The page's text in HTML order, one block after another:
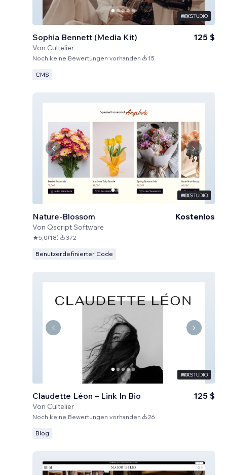
Sophia Bennett (Media Kit)
Von Cultelier
125 $
Noch keine Bewertungen vorhanden 15
CMS
Nature-Blossom
Von Qscript Software
Kostenlos
5,0(18) 372
Benutzerdefinierter Code
Claudette Léon – Link In Bio
Von Cultelier
125 $
Noch keine Bewertungen vorhanden 26
Blog